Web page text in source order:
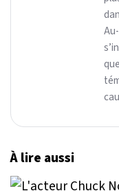
À lire aussi